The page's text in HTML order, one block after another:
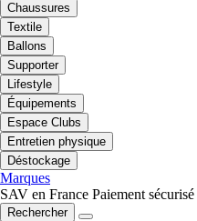
Chaussures
Textile
Ballons
Supporter
Lifestyle
Équipements
Espace Clubs
Entretien physique
Déstockage
Marques
SAV en France Paiement sécurisé
Rechercher